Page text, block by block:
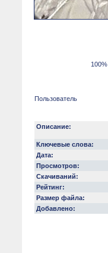
100%
Пользователь
Описание:
Ключевые слова:
Дата:
Просмотров:
Скачиваний:
Рейтинг:
Размер файла:
Добавлено: